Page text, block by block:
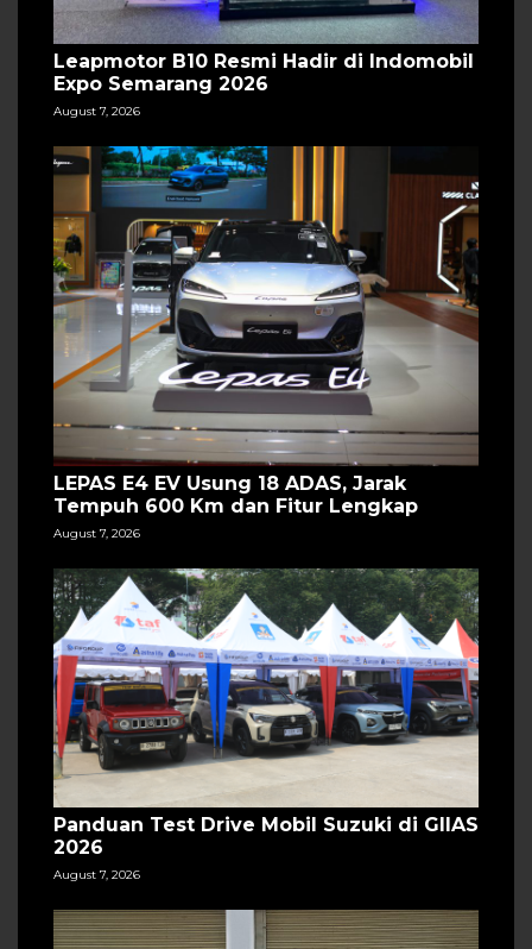
Leapmotor B10 Resmi Hadir di Indomobil
Expo Semarang 2026
August 7, 2026
LEPAS E4 EV Usung 18 ADAS, Jarak
Tempuh 600 Km dan Fitur Lengkap
August 7, 2026
Panduan Test Drive Mobil Suzuki di GIIAS
2026
August 7, 2026